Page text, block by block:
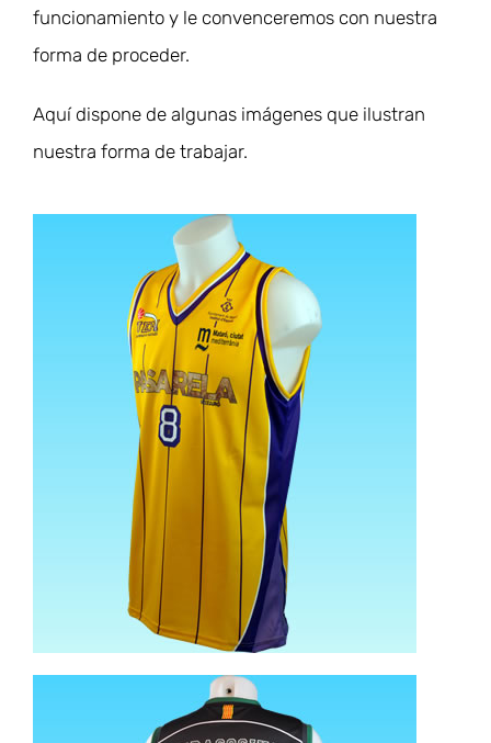
funcionamiento y le convenceremos con nuestra
forma de proceder.
Aquí dispone de algunas imágenes que ilustran
nuestra forma de trabajar.